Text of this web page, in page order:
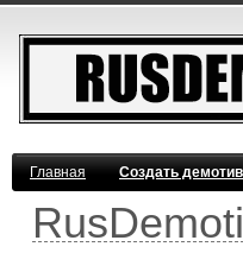
Главная Создать